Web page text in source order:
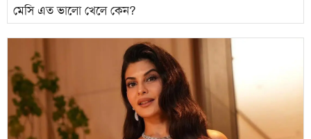
মেসি এত ভালো খেলে কেন?